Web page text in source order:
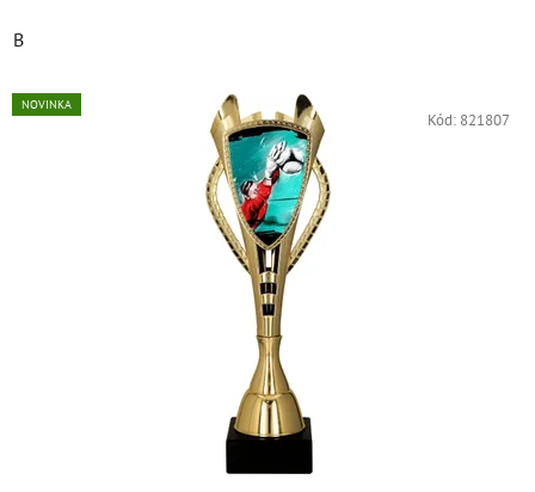
B
NOVINKA
Kód: 821807